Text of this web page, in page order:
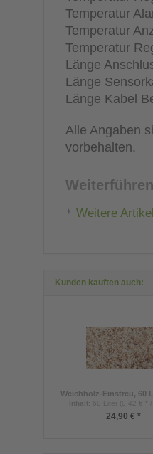
Temperatur
Temperatur
Temperatur
Länge
Länge
Länge Kabel
Alle Angaben
vorbehalten.
Weitere
Kunden kauften auch:
Weichholz-Einstreu, 60
Inhalt: 60 Liter (0,42 € * /
24,90 € *